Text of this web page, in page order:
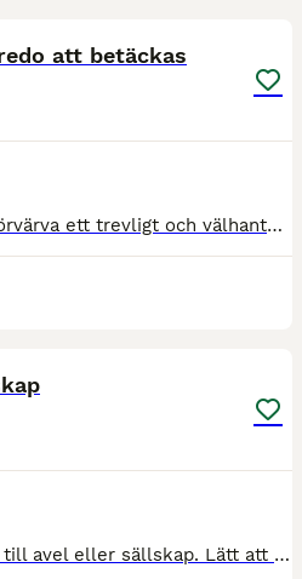
att betäckas
Nu finns möjligheten att förvärva ett trevligt och välhanterat sto född 2013. Hon har haft tre fina avkommor efter Suarez, Janeiro Platinum och OneOfAKind där samtliga finns att se på gården. Samtliga
Säljer mitt fantastiska sto till avel eller sällskap. Lätt att få dräktig, haft okomplicerade fölningar och är en bra mamma. Tävlad upp till 1,10 innan en skada satte stopp för karriären. Hon har en h